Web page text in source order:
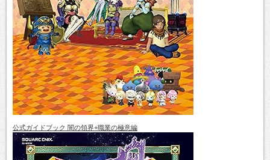
公式ガイドブック 闇の領界+職業の極意編